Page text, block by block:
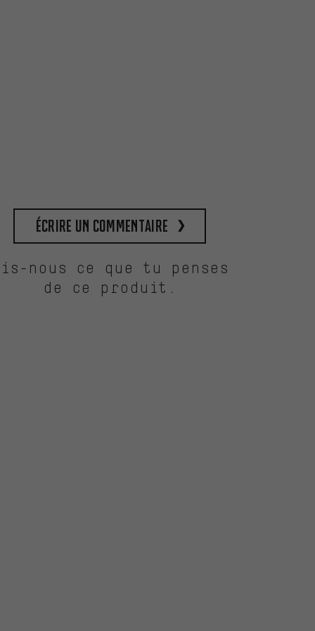
Écrire un commentaire
nous ce que tu penses
de ce produit.